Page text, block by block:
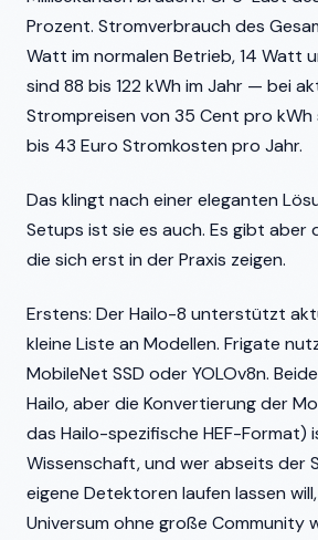
Prozent. Stromverbrauch des
Watt im normalen Betrieb, 14 Watt
sind 88 bis 122 kWh im Jahr — bei
Strompreisen von 35 Cent pro
bis 43 Euro Stromkosten pro Jahr.
Das klingt nach einer eleganten
Setups ist sie es auch. Es gibt aber
die sich erst in der Praxis zeigen.
Erstens: Der Hailo-8 unterstützt
kleine Liste an Modellen. Frigate
MobileNet SSD oder YOLOv8n.
Hailo, aber die Konvertierung der
das Hailo-spezifische HEF-Format)
Wissenschaft, und wer abseits der
eigene Detektoren laufen lassen
Universum ohne große Community